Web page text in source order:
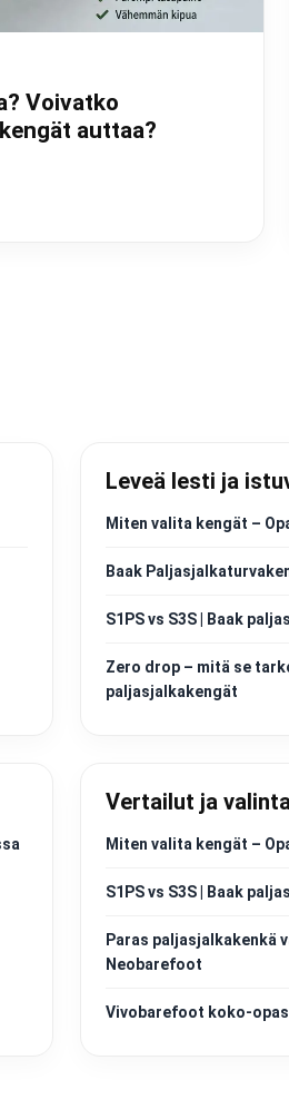
Voivatko
auttaa?
Leveä lesti ja
Miten valita kengät –
Baak
S1PS vs S3S | Baak
Zero drop – mitä se
paljasjalkakengät
Vertailut ja
Miten valita kengät –
S1PS vs S3S | Baak
Paras paljasjalkakenkä
Neobarefoot
Vivobarefoot koko-